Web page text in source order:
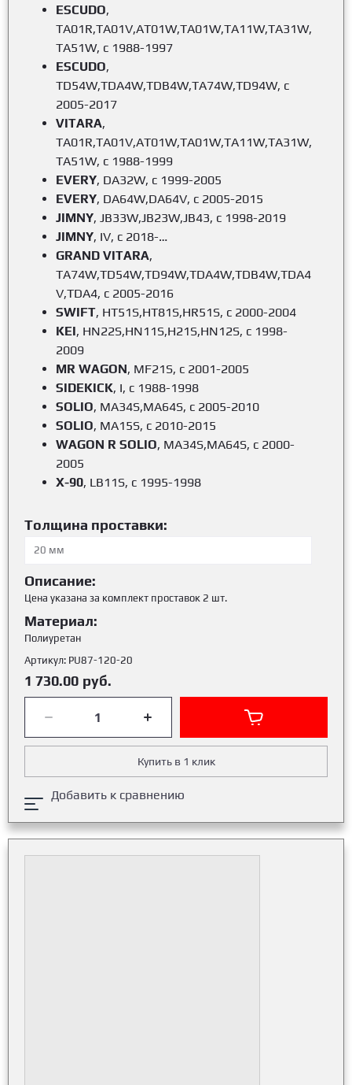
ESCUDO,
TA01R,TA01V,AT01W,TA01W,TA11W,TA31W,
TA51W, c 1988-1997
ESCUDO,
TD54W,TDA4W,TDB4W,TA74W,TD94W, c
2005-2017
VITARA,
TA01R,TA01V,AT01W,TA01W,TA11W,TA31W,
TA51W, c 1988-1999
EVERY, DA32W, c 1999-2005
EVERY, DA64W,DA64V, c 2005-2015
JIMNY, JB33W,JB23W,JB43, c 1998-2019
JIMNY, IV, c 2018-…
GRAND VITARA,
TA74W,TD54W,TD94W,TDA4W,TDB4W,TDA4
V,TDA4, c 2005-2016
SWIFT, HT51S,HT81S,HR51S, c 2000-2004
KEI, HN22S,HN11S,H21S,HN12S, c 1998-
2009
MR WAGON, MF21S, c 2001-2005
SIDEKICK, I, c 1988-1998
SOLIO, MA34S,MA64S, c 2005-2010
SOLIO, MA15S, c 2010-2015
WAGON R SOLIO, MA34S,MA64S, c 2000-
2005
X-90, LB11S, c 1995-1998
Толщина проставки:
Описание:
Цена указана за комплект проставок 2 шт.
Материал:
Полиуретан
Артикул: PU87-120-20
1 730.00 руб.
Купить в 1 клик
Добавить к сравнению